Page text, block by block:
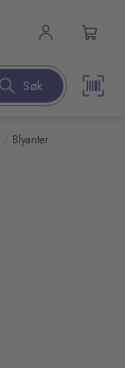
Søk
Blyanter